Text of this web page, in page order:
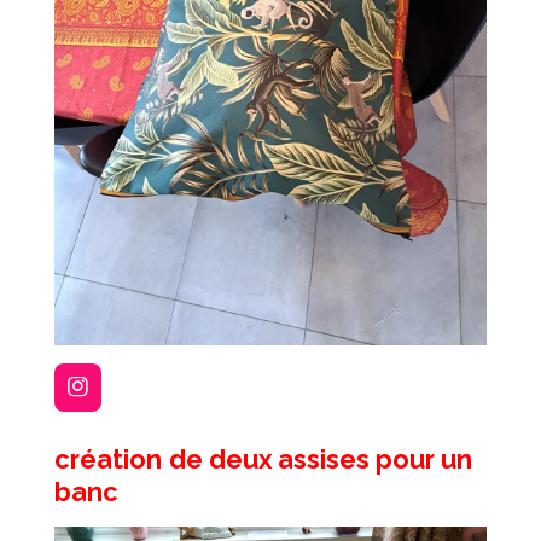
I
n
t
a
g
r
création de deux assises pour un
banc